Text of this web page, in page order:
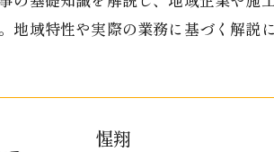
地域特性や実際の業務に基づく解説
惺翔